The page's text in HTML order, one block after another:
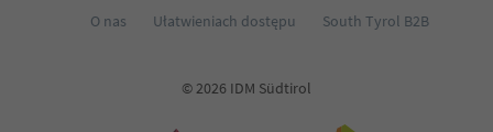
O nas
Ułatwieniach dostępu South Tyrol B2B
© 2026 IDM Südtirol